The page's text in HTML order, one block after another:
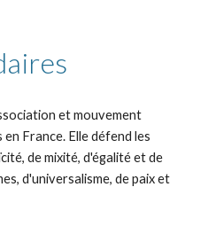
et mouvement
France. Elle défend les
de mixité, d'égalité et de
d'universalisme, de paix et